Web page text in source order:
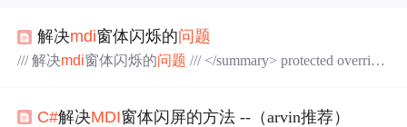
解决mdi窗体闪烁的问题
/// 解决mdi窗体闪烁的问题 /// </summary> protected override
C#解决MDI窗体闪屏的方法 --（arvin推荐）